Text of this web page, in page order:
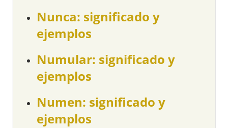
Nunca: significado y
ejemplos
Numular: significado y
ejemplos
Numen: significado y
ejemplos